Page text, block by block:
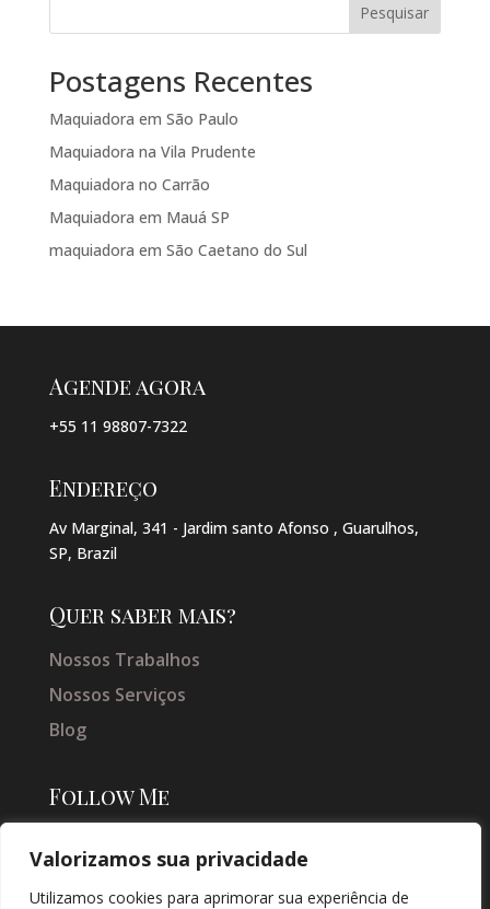
Valorizamos sua privacidade
Utilizamos cookies para aprimorar sua experiência de
Pesquisar
Postagens Recentes
Maquiadora em São Paulo
Maquiadora na Vila Prudente
Maquiadora no Carrão
Maquiadora em Mauá SP
maquiadora em São Caetano do Sul
Agende agora
+55 11 98807-7322
Endereço
Av Marginal, 341 - Jardim santo Afonso , Guarulhos,
SP, Brazil
Quer saber mais?
Nossos Trabalhos
Nossos Serviços
Blog
Follow Me